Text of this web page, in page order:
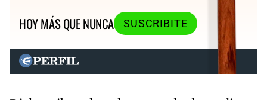
HOY MÁS QUE NUNCA
SUSCRIBITE